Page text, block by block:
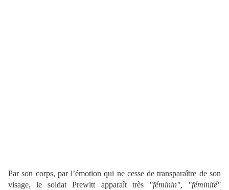
Par son corps, par l’émotion qui ne cesse de transparaître de son
visage, le soldat Prewitt apparaît très
"féminin", "féminité"